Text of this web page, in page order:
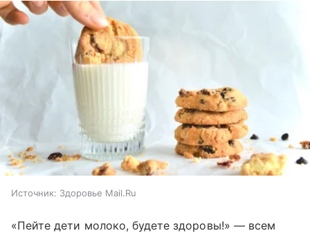
Источник: Здоровье Mail.Ru
«Пейте дети молоко, будете здоровы!» — всем